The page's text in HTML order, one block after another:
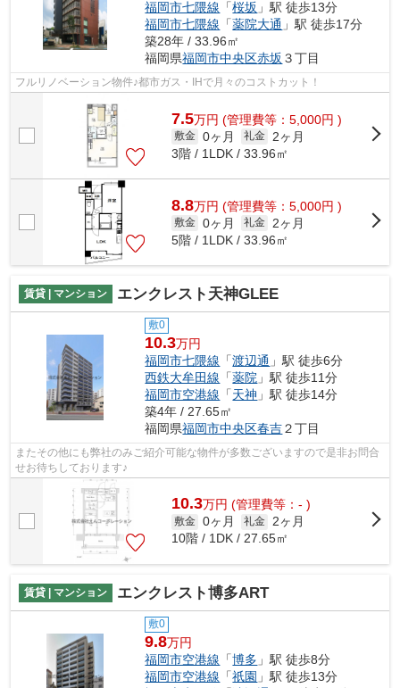
福岡市七隈線 「桜坂 」駅 徒歩13分
福岡市七隈線 「薬院大通 」駅 徒歩17分
築28年 / 33.96㎡
福岡県福岡市中央区赤坂 ３丁目
フルリノベーション物件♪都市ガス・IHで月々のコストカット！
7.5万円 (管理費等：5,000円 )
敷金 0ヶ月 礼金
2ヶ月
3階 / 1LDK / 33.96㎡
8.8万円 (管理費等：5,000円 )
敷金 0ヶ月 礼金
2ヶ月
5階 / 1LDK / 33.96㎡
賃貸 | マンション エンクレスト天神GLEE
敷0
10.3万円
福岡市七隈線 「渡辺通 」駅 徒歩6分
西鉄大牟田線 「薬院 」駅 徒歩11分
福岡市空港線 「天神 」駅 徒歩14分
築4年 / 27.65㎡
福岡県福岡市中央区春吉２丁目
またその他にも弊社のみご紹介可能な物件が多数ございますので是非お問合
せお待ちしております♪
10.3万円 (管理費等：- )
敷金 0ヶ月 礼金 2ヶ月
10階 / 1DK / 27.65㎡
賃貸 | マンション エンクレスト博多ART
敷0
9.8万円
福岡市空港線 「博多 」駅 徒歩8分
福岡市空港線 「祇園 」駅 徒歩13分